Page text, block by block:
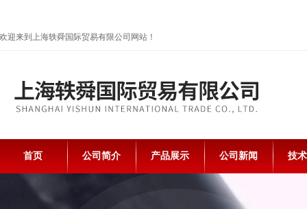
欢迎来到上海轶舜国际贸易有限公司网站！
首页 公司简介 产品展示 公司新闻 技